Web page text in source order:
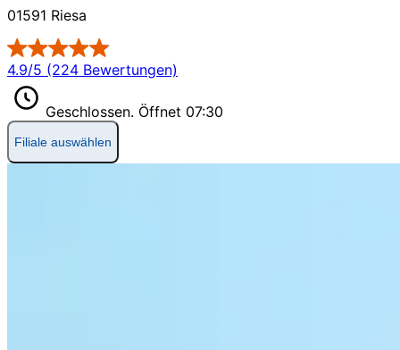
01591 Riesa
4.9/5 (224 Bewertungen)
Geschlossen. Öffnet 07:30
Filiale auswählen